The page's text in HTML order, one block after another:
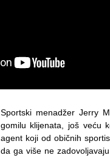
Sportski menadžer Jerry
gomilu klijenata, još veću
agent koji od običnih
da ga više ne